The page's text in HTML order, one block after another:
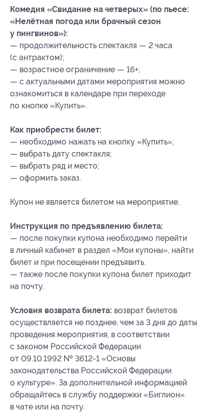
Комедия «Свидание на четверых» (по пьесе:
«Нелётная погода или брачный сезон
у пингвинов»):
— продолжительность спектакля — 2 часа
(с антрактом);
— возрастное ограничение — 16+;
— с актуальными датами мероприятия можно
ознакомиться в календаре при переходе
по кнопке «Купить».
Как приобрести билет:
— необходимо нажать на кнопку «Купить»;
— выбрать дату спектакля;
— выбрать ряд и место;
— оформить заказ.
Купон не является билетом на мероприятие.
Инструкция по предъявлению билета:
— после покупки купона необходимо перейти
в личный кабинет в раздел «Мои купоны», найти
билет и при посещении предъявить.
— также после покупки купона билет приходит
на почту.
Условия возврата билета: возврат билетов
осуществляется не позднее, чем за 3 дня до даты
проведения мероприятия, в соответствии
с законом Российской Федерации
от 09.10.1992 № 3612-1 «Основы
законодательства Российской Федерации
о культуре». За дополнительной информацией
обращайтесь в службу поддержки «Биглион»
в чате или на почту.